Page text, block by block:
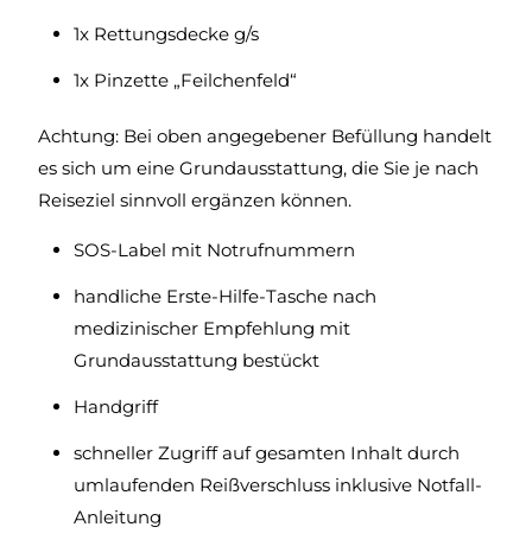
1x Rettungsdecke g/s
1x Pinzette „Feilchenfeld“
Achtung: Bei oben angegebener Befüllung handelt
es sich um eine Grundausstattung, die Sie je nach
Reiseziel sinnvoll ergänzen können.
SOS-Label mit Notrufnummern
handliche Erste-Hilfe-Tasche nach
medizinischer Empfehlung mit
Grundausstattung bestückt
Handgriff
schneller Zugriff auf gesamten Inhalt durch
umlaufenden Reißverschluss inklusive Notfall-
Anleitung